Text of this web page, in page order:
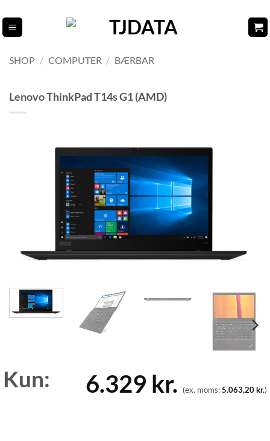
til
indhold
SHOP / COMPUTER / BÆRBAR
Lenovo ThinkPad T14s G1 (AMD)
Kun: 6.329 kr. (ex. moms:5.063,20kr.)